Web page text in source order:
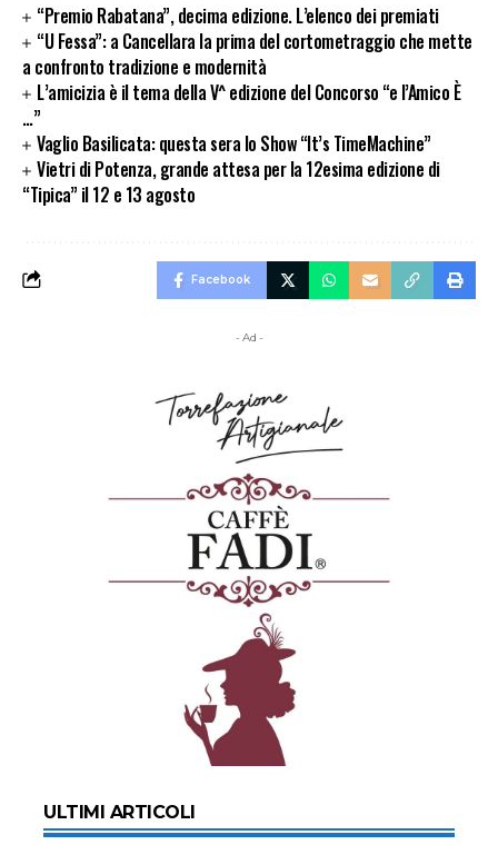
“Premio Rabatana”, decima edizione. L’elenco dei premiati
“U Fessa”: a Cancellara la prima del cortometraggio che mette
a confronto tradizione e modernità
L’amicizia è il tema della V^ edizione del Concorso “e l’Amico È
…”
Vaglio Basilicata: questa sera lo Show “It’s TimeMachine”
Vietri di Potenza, grande attesa per la 12esima edizione di
“Tipica” il 12 e 13 agosto
Facebook
- Ad -
ULTIMI ARTICOLI